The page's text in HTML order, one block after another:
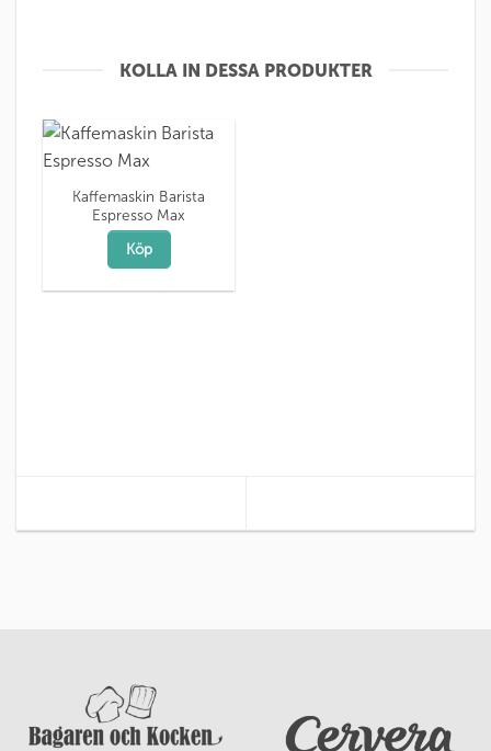
KOLLA IN DESSA PRODUKTER
Kaffemaskin Barista
Espresso Max
Köp